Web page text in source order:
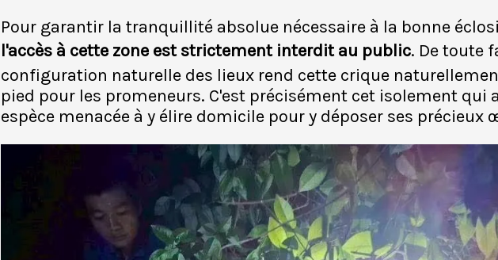
Pour garantir la tranquillité absolue nécessaire à la bonne
l'accès à cette zone est strictement interdit au public. De toute
configuration naturelle des lieux rend cette crique
pied pour les promeneurs. C'est précisément cet isolement qui
espèce menacée à y élire domicile pour y déposer ses précieux